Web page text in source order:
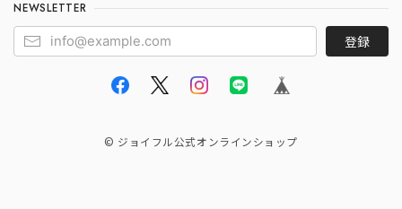
NEWSLETTER
登録
© ジョイフル公式オンラインショップ